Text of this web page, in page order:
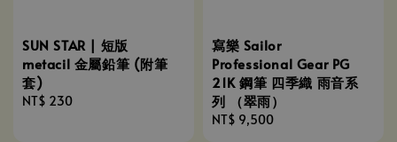
SUN STAR | 短版
metacil 金屬鉛筆 (附筆
套)
Regular
NT$ 230
寫樂 Sailor
Professional Gear PG
21K 鋼筆 四季織 雨音系
列 （翠雨）
Regular
NT$ 9,500